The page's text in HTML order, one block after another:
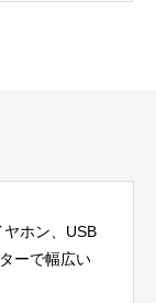
ホン、USB
ーで幅広い